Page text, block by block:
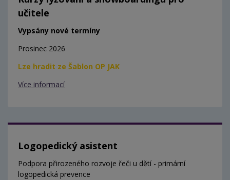
učitele
Vypsány nové termíny
Prosinec 2026
Lze hradit ze Šablon OP JAK
Více informací
Logopedický asistent
Podpora přirozeného rozvoje řeči u dětí - primární
logopedická prevence